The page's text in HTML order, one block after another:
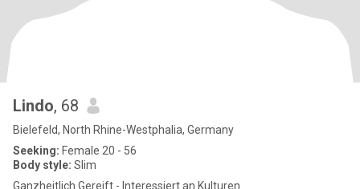
Lindo, 68
Bielefeld, North Rhine-Westphalia, Germany
Seeking: Female 20 - 56
Body style: Slim
Ganzheitlich Gereift - Interessiert an Kulturen